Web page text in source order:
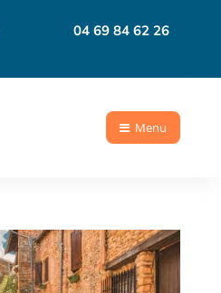
04 69 84 62 26
Menu